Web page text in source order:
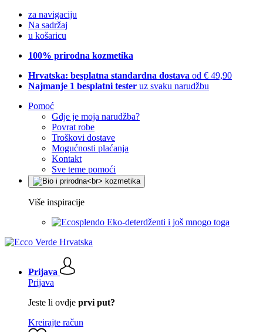
za navigaciju
Na sadržaj
u košaricu
100% prirodna kozmetika
Hrvatska: besplatna standardna dostava od € 49,90
Najmanje 1 besplatni tester uz svaku narudžbu
Pomoć
Gdje je moja narudžba?
Povrat robe
Troškovi dostave
Mogućnosti plaćanja
Kontakt
Sve teme pomoći
Više inspiracije
Eko-deterdženti i još mnogo toga
Prijava
Prijava
Jeste li ovdje prvi put?
Kreirajte račun